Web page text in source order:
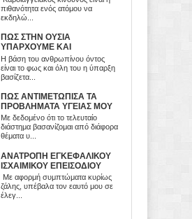
πιθανότητα ενός ατόμου να
εκδηλώ...
ΠΩΣ ΣΤΗΝ ΟΥΣΙΑ
ΥΠΑΡΧΟΥΜΕ ΚΑΙ
ΛΕΙΤΟΥΡΓΟΥΜΕ
Η βάση του ανθρωπίνου όντος
είναι το φως και όλη του η ύπαρξη
βασίζετα...
ΠΩΣ ΑΝΤΙΜΕΤΩΠΙΣΑ ΤΑ
ΠΡΟΒΛΗΜΑΤΑ ΥΓΕΙΑΣ ΜΟΥ
Με δεδομένο ότι το τελευταίο
διάστημα βασανίζομαι από διάφορα
θέματα υ...
ΑΝΑΤΡΟΠΗ ΕΓΚΕΦΑΛΙΚΟΥ
ΙΣΧΑΙΜΙΚΟΥ ΕΠΕΙΣΟΔΙΟΥ
Με αφορμή συμπτώματα κυρίως
ζάλης, υπέβαλα τον εαυτό μου σε
έλεγ...